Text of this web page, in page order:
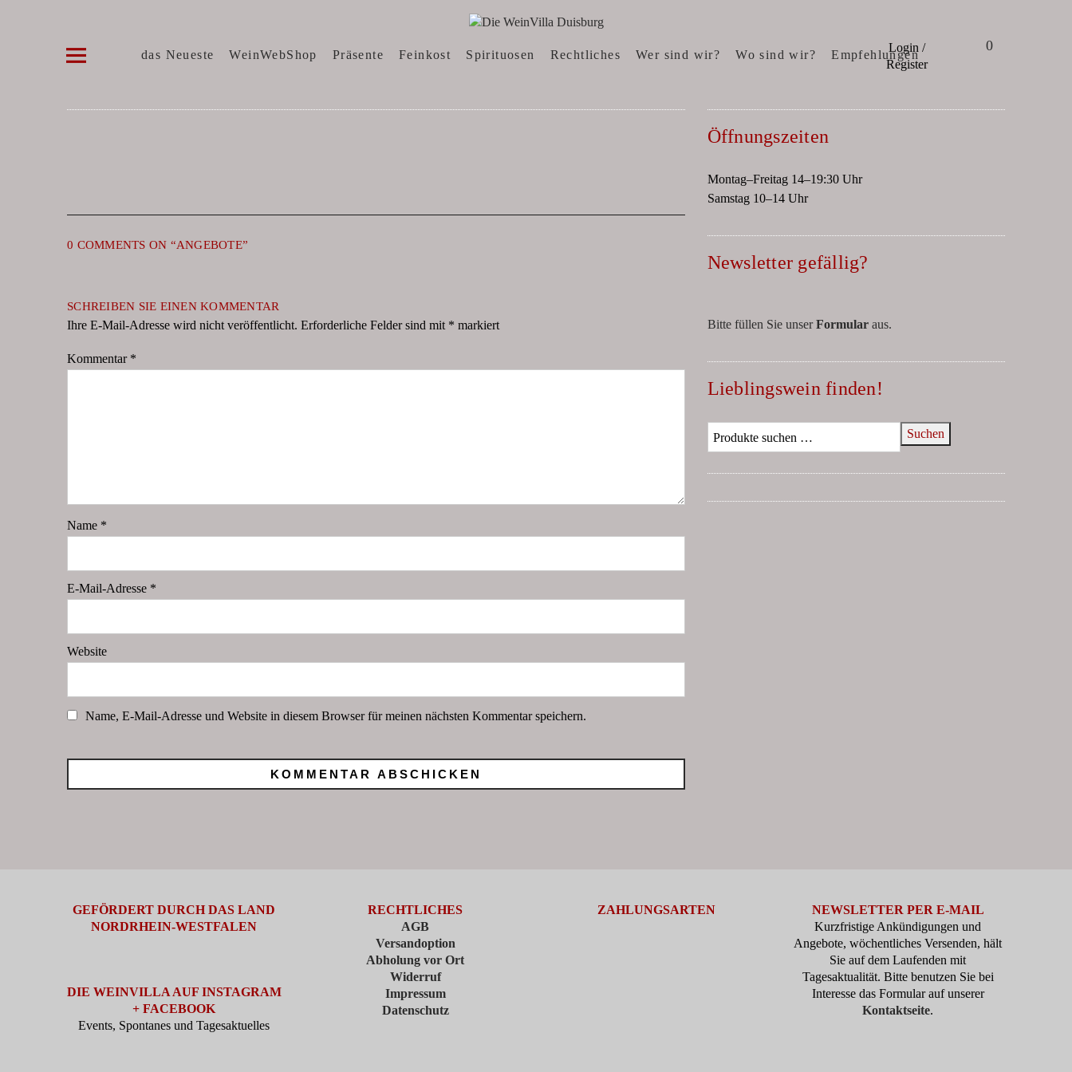
Login /
Register
0
das Neueste WeinWebShop Präsente Feinkost Spirituosen Rechtliches Wer sind wir? Wo sind wir? Empfehlungen
0 COMMENTS ON “ANGEBOTE”
SCHREIBEN SIE EINEN KOMMENTAR
Ihre E-Mail-Adresse wird nicht veröffentlicht. Erforderliche Felder sind mit * markiert
Kommentar *
Name *
E-Mail-Adresse *
Website
Name, E-Mail-Adresse und Website in diesem Browser für meinen nächsten Kommentar speichern.
Öffnungszeiten
Montag–Freitag 14–19:30 Uhr
Samstag 10–14 Uhr
Newsletter gefällig?
Bitte füllen Sie unserFormularaus.
Lieblingswein finden!
Suchen
GEFÖRDERT DURCH DAS LAND
NORDRHEIN-WESTFALEN
DIE WEINVILLA AUF INSTAGRAM
+ FACEBOOK
Events, Spontanes und Tagesaktuelles
RECHTLICHES
AGB
Versandoption
Abholung vor Ort
Widerruf
Impressum
Datenschutz
ZAHLUNGSARTEN
NEWSLETTER PER E-MAIL
Kurzfristige Ankündigungen und
Angebote, wöchentliches Versenden, hält
Sie auf dem Laufenden mit
Tagesaktualität. Bitte benutzen Sie bei
Interesse das Formular auf unserer
Kontaktseite.